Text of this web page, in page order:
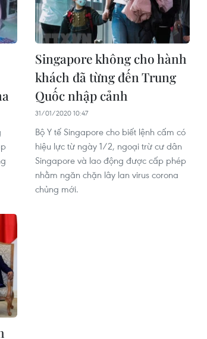
Singapore không cho hành
khách đã từng đến Trung
Quốc nhập cảnh
31/01/2020 10:47
Bộ Y tế Singapore cho biết lệnh cấm có
hiệu lực từ ngày 1/2, ngoại trừ cư dân
Singapore và lao động được cấp phép
nhằm ngăn chặn lây lan virus corona
chủng mới.